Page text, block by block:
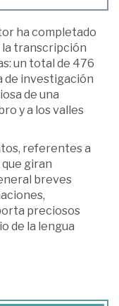
ha completado
transcripción
un total de 476
de investigación
de una
y a los valles
referentes a
giran
breves
preciosos
de la lengua